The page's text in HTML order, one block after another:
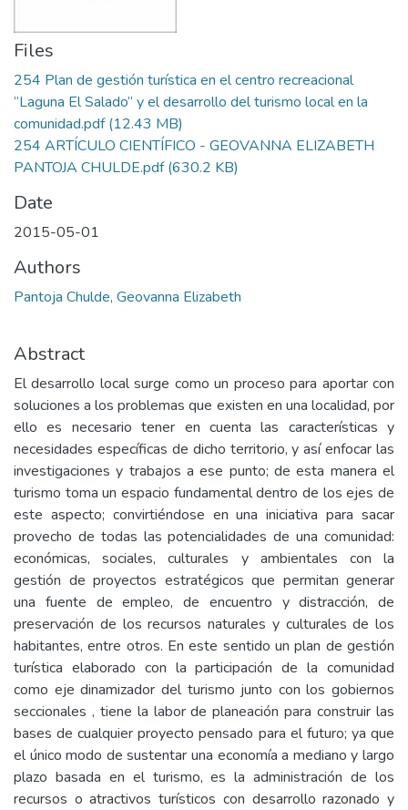
Files
254 Plan de gestión turística en el centro recreacional
“Laguna El Salado” y el desarrollo del turismo local en la
comunidad.pdf(12.43 MB)
254 ARTÍCULO CIENTÍFICO - GEOVANNA ELIZABETH
PANTOJA CHULDE.pdf(630.2 KB)
Date
2015-05-01
Authors
Pantoja Chulde, Geovanna Elizabeth
Abstract
El desarrollo local surge como un proceso para aportar con
soluciones a los problemas que existen en una localidad, por
ello es necesario tener en cuenta las características y
necesidades específicas de dicho territorio, y así enfocar las
investigaciones y trabajos a ese punto; de esta manera el
turismo toma un espacio fundamental dentro de los ejes de
este aspecto; convirtiéndose en una iniciativa para sacar
provecho de todas las potencialidades de una comunidad:
económicas, sociales, culturales y ambientales con la
gestión de proyectos estratégicos que permitan generar
una fuente de empleo, de encuentro y distracción, de
preservación de los recursos naturales y culturales de los
habitantes, entre otros. En este sentido un plan de gestión
turística elaborado con la participación de la comunidad
como eje dinamizador del turismo junto con los gobiernos
seccionales , tiene la labor de planeación para construir las
bases de cualquier proyecto pensado para el futuro; ya que
el único modo de sustentar una economía a mediano y largo
plazo basada en el turismo, es la administración de los
recursos o atractivos turísticos con desarrollo razonado y